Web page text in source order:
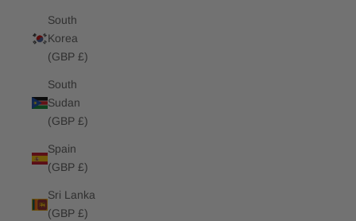
South
Korea
(GBP £)
South
Sudan
(GBP £)
Spain
(GBP £)
Sri Lanka
(GBP £)